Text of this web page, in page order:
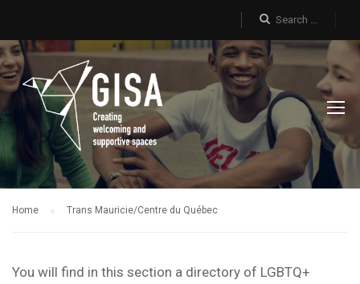
Home Trans Mauricie/Centre du Québec
You will find in this section a directory of LGBTQ+